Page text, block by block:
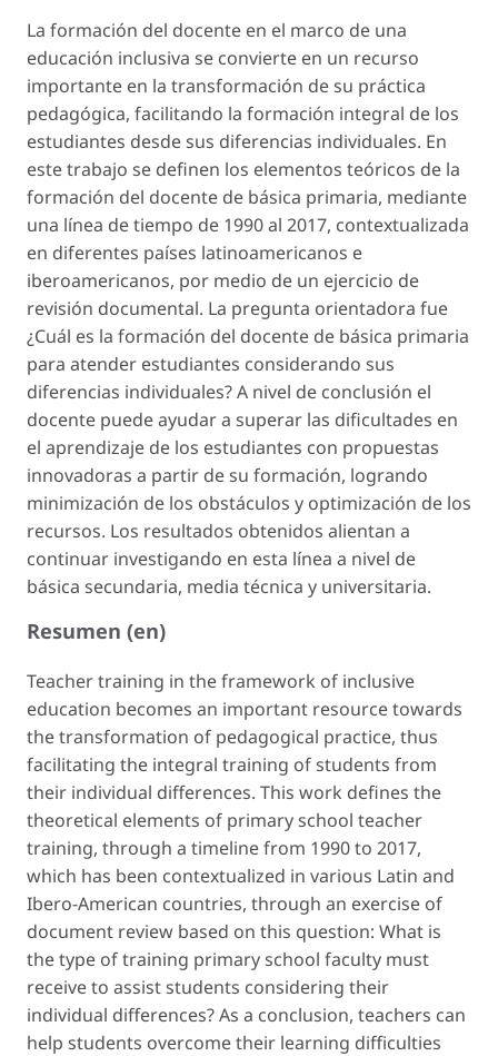
La formación del docente en el marco de una
educación inclusiva se convierte en un recurso
importante en la transformación de su práctica
pedagógica, facilitando la formación integral de los
estudiantes desde sus diferencias individuales. En
este trabajo se definen los elementos teóricos de la
formación del docente de básica primaria, mediante
una línea de tiempo de 1990 al 2017, contextualizada
en diferentes países latinoamericanos e
iberoamericanos, por medio de un ejercicio de
revisión documental. La pregunta orientadora fue
¿Cuál es la formación del docente de básica primaria
para atender estudiantes considerando sus
diferencias individuales? A nivel de conclusión el
docente puede ayudar a superar las dificultades en
el aprendizaje de los estudiantes con propuestas
innovadoras a partir de su formación, logrando
minimización de los obstáculos y optimización de los
recursos. Los resultados obtenidos alientan a
continuar investigando en esta línea a nivel de
básica secundaria, media técnica y universitaria.
Resumen (en)
Teacher training in the framework of inclusive
education becomes an important resource towards
the transformation of pedagogical practice, thus
facilitating the integral training of students from
their individual differences. This work defines the
theoretical elements of primary school teacher
training, through a timeline from 1990 to 2017,
which has been contextualized in various Latin and
Ibero-American countries, through an exercise of
document review based on this question: What is
the type of training primary school faculty must
receive to assist students considering their
individual differences? As a conclusion, teachers can
help students overcome their learning difficulties